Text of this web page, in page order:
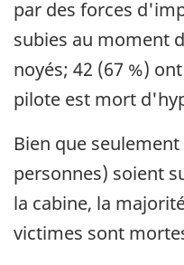
par des forces
subies au moment
noyés; 42 (67 %)
pilote est mort
Bien que seulement
personnes) soient
la cabine, la
victimes sont